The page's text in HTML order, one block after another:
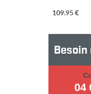
109.95 €
04